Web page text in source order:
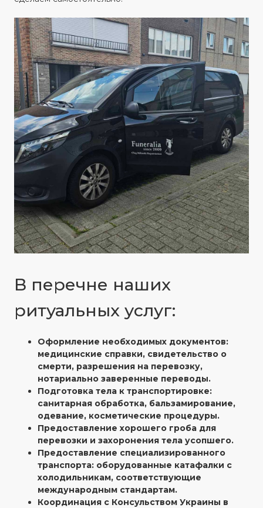
В перечне наших
ритуальных услуг:
Оформление необходимых документов:
медицинские справки, свидетельство о
смерти, разрешения на перевозку,
нотариально заверенные переводы.
Подготовка тела к транспортировке:
санитарная обработка, бальзамирование,
одевание, косметические процедуры.
Предоставление хорошего гроба для
перевозки и захоронения тела усопшего.
Предоставление специализированного
транспорта: оборудованные катафалки с
холодильникам, соответствующие
международным стандартам.
Координация с Консульством Украины в